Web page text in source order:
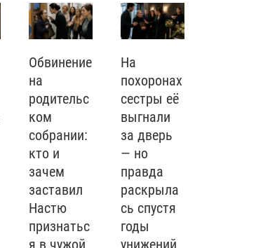
Обвинение
на
родительс
ком
собрании:
кто и
зачем
заставил
Настю
признатьс
я в чужой
На
похоронах
сестры её
выгнали
за дверь
— но
правда
раскрыла
сь спустя
годы
унижений